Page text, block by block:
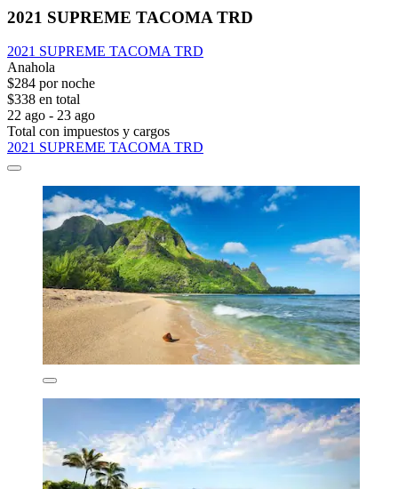
2021 SUPREME TACOMA TRD
2021 SUPREME TACOMA TRD
Anahola
$284 por noche
$338 en total
22 ago - 23 ago
Total con impuestos y cargos
2021 SUPREME TACOMA TRD